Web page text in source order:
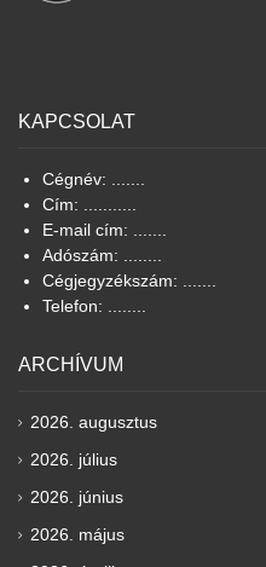
KAPCSOLAT
Cégnév: .......
Cím: ...........
E-mail cím: .......
Adószám: ........
Cégjegyzékszám: .......
Telefon: ........
ARCHÍVUM
2026. augusztus
2026. július
2026. június
2026. május